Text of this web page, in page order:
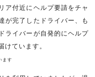
ア付近にヘルプ要請をチャ
が完了したドライバー、も
ライバーが自発的にヘルプ
ています。
ます